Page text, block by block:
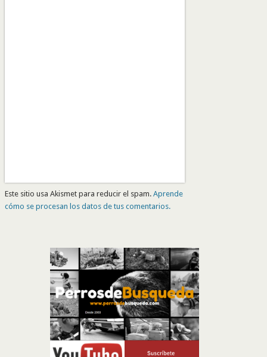
Este sitio usa Akismet para reducir el spam. Aprende
cómo se procesan los datos de tus comentarios.